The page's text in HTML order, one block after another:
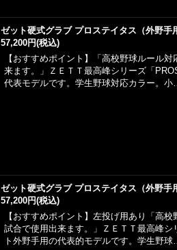
ゼット硬式グラブ プロステイタス（外野手
57,200円(税込)
【おすすめポイント】「高校野球ルール
来ます。」ＺＥＴＴ最高峰シリーズ「
代表モデルです。学生野球対応カラー。
ゼット硬式グラブ プロステイタス（外野手
57,200円(税込)
【おすすめポイント】左投げ用あり「高
試合で使用出来ます。」ＺＥＴＴ最高峰
ト外野手用の代表的モデルです。学生野